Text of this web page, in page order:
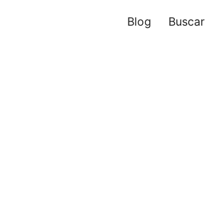
Blog Buscar